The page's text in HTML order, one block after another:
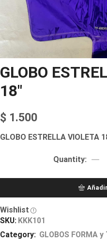
GLOBO
18″
$ 1.500
GLOBO ESTRELLA VIOLETA
Wishlist
SKU: KKK101
Category: GLOBOS FORMA